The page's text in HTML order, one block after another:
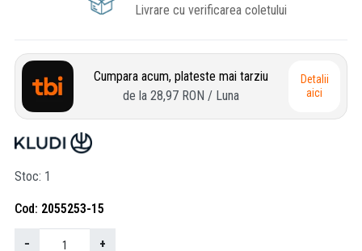
Livrare cu verificarea coletului
Cumpara acum, plateste mai tarziu
de la 28,97 RON / Luna
Detalii
aici
Stoc 1
Cod 2055253-15
− +